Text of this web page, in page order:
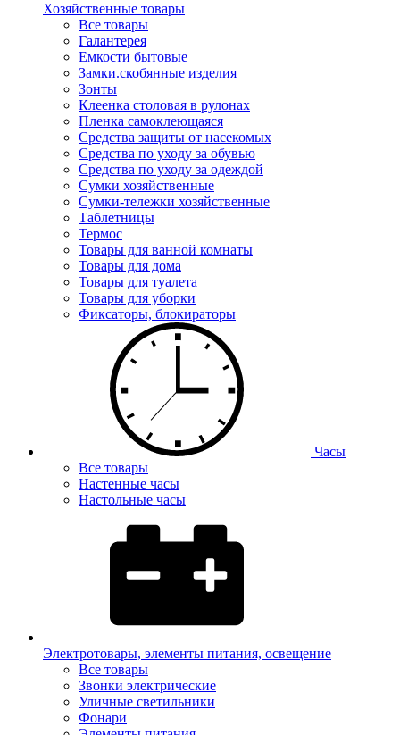
Хозяйственные товары
Все товары
Галантерея
Емкости бытовые
Замки.скобянные изделия
Зонты
Клеенка столовая в рулонах
Пленка самоклеющаяся
Средства защиты от насекомых
Средства по уходу за обувью
Средства по уходу за одеждой
Сумки хозяйственные
Сумки-тележки хозяйственные
Таблетницы
Термос
Товары для ванной комнаты
Товары для дома
Товары для туалета
Товары для уборки
Фиксаторы, блокираторы
Часы
Все товары
Настенные часы
Настольные часы
Электротовары, элементы питания, освещение
Все товары
Звонки электрические
Уличные светильники
Фонари